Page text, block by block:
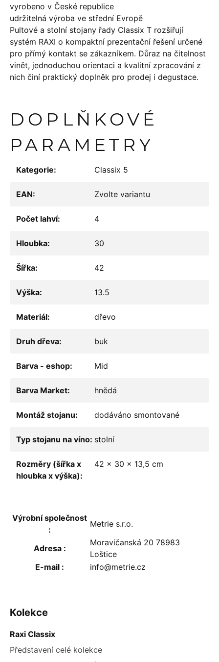
vyrobeno v České republice
udržitelná výroba ve střední Evropě
Pultové a stolní stojany řady Classix T rozšiřují
systém RAXI o kompaktní prezentační řešení určené
pro přímý kontakt se zákazníkem. Důraz na čitelnost
vinět, jednoduchou orientaci a kvalitní zpracování z
nich činí praktický doplněk pro prodej i degustace.
DOPLŇKOVÉ
PARAMETRY
Kategorie: Classix 5
EAN: Zvolte variantu
Počet lahví: 4
Hloubka: 30
Šířka: 42
Výška: 13.5
Materiál: dřevo
Druh dřeva: buk
Barva - eshop: Mid
Barva Market: hnědá
Montáž stojanu: dodáváno smontované
Typ stojanu na víno: stolní
Rozměry (šířka x
hloubka x výška):
42 x 30 x 13,5 cm
Výrobní společnost
:
Metrie s.r.o.
Adresa :
Moravičanská 20 78983
Loštice
E-mail : info@metrie.cz
ZÁPATÍ
Kolekce
Raxi Classix
Představení celé kolekce